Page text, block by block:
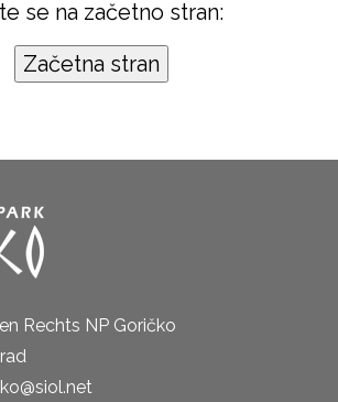
se na začetno stran:
Rechts NP Goričko